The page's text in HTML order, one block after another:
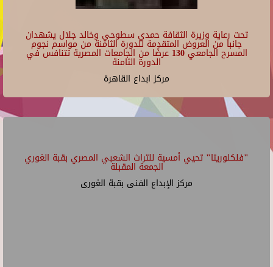
تحت رعاية وزيرة الثقافة حمدي سطوحي وخالد جلال يشهدان
جانبا من العروض المتقدمة للدورة الثامنة من مواسم نجوم
المسرح الجامعي 130 عرضًا من الجامعات المصرية تتنافس في
الدورة الثامنة
مركز ابداع القاهرة
"فلكلوريتا" تحيي أمسية للتراث الشعبي المصري بقبة الغوري
الجمعة المقبلة
مركز الإبداع الفنى بقبة الغورى